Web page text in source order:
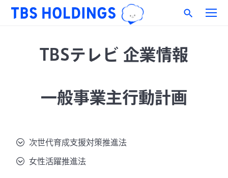
TBSテレビ 企業情報
一般事業主行動計画
次世代育成支援対策推進法
女性活躍推進法